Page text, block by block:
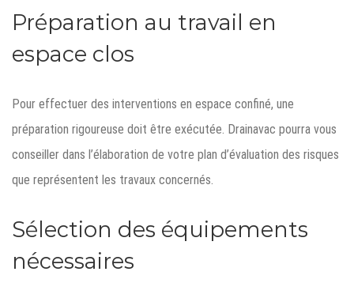
Préparation au travail en
espace clos
Pour effectuer des interventions en espace confiné, une
préparation rigoureuse doit être exécutée. Drainavac pourra vous
conseiller dans l’élaboration de votre plan d’évaluation des risques
que représentent les travaux concernés.
Sélection des équipements
nécessaires